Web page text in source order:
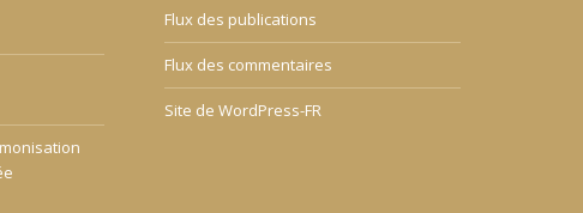
Flux des publications
Flux des commentaires
Site de WordPress-FR